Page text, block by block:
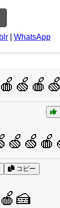
WhatsApp
コピー